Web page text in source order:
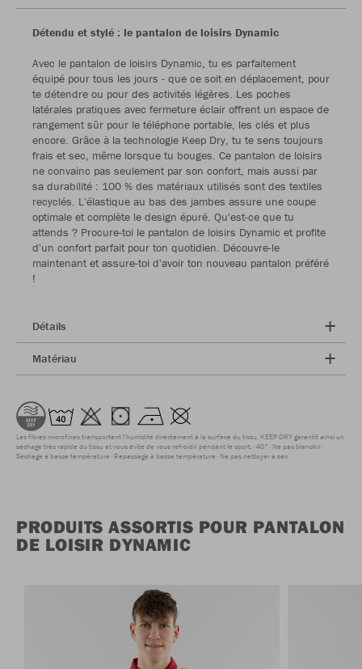
Détendu et stylé : le pantalon de loisirs Dynamic
Avec le pantalon de loisirs Dynamic, tu es parfaitement
équipé pour tous les jours - que ce soit en déplacement, pour
te détendre ou pour des activités légères. Les poches
latérales pratiques avec fermeture éclair offrent un espace de
rangement sûr pour le téléphone portable, les clés et plus
encore. Grâce à la technologie Keep Dry, tu te sens toujours
frais et sec, même lorsque tu bouges. Ce pantalon de loisirs
ne convainc pas seulement par son confort, mais aussi par
sa durabilité : 100 % des matériaux utilisés sont des textiles
recyclés. L'élastique au bas des jambes assure une coupe
optimale et complète le design épuré. Qu'est-ce que tu
attends ? Procure-toi le pantalon de loisirs Dynamic et profite
d'un confort parfait pour ton quotidien. Découvre-le
maintenant et assure-toi d'avoir ton nouveau pantalon préféré
!
Détails
Matériau
Les fibres microfines transportent l'humidité directement à la surface du tissu. KEEP DRY garantit ainsi un
séchage très rapide du tissu et vous évite de vous refroidir pendant le sport. 40° Ne pas blanchir
Séchage à basse température Repassage à basse température Ne pas nettoyer à sec
PRODUITS ASSORTIS POUR PANTALON
DE LOISIR DYNAMIC